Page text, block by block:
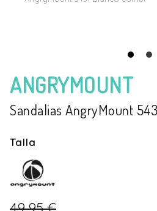
ANGRYMOUNT
Sandalias AngryMount
Talla